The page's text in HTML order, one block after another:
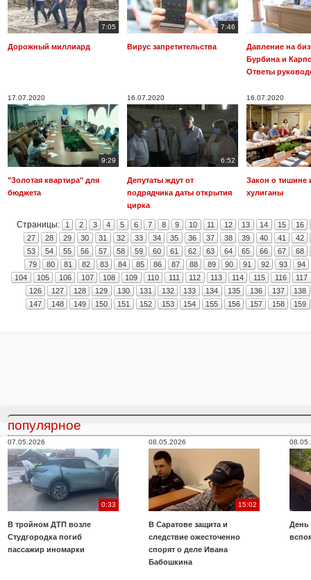
7:05
Дорожный миллиард
7:46
Вирус запретительства
Давление на
Бурбина и
Ответы
17.07.2020
9:29
"Золотая квартира" для
бюджета
16.07.2020
6:52
Депутаты ждут от
подрядчика даты открытия
цирка
16.07.2020
Закон о тишине
хулиганы
Страницы: 1 2 3 4 5 6 7 8 9 10 11 12 13 14 15
16
27
28 29 30 31 32 33 34 35 36 37 38 39 40 41
42
53
54 55 56 57 58 59 60 61 62 63 64 65 66 67
68
79
80 81 82 83 84 85 86 87 88 89 90 91 92 93
94
104
105 106 107 108 109 110 111 112 113 114 115 116
117
126
127 128 129 130 131 132 133 134 135 136 137
138
147
148 149 150 151 152 153 154 155 156 157 158 159
популярное
07.05.2026
0:33
В тройном ДТП возле
Студгородка погиб
пассажир иномарки
08.05.2026
15:02
В Саратове защита и
следствие ожесточенно
спорят о деле Ивана
Бабошкина
День